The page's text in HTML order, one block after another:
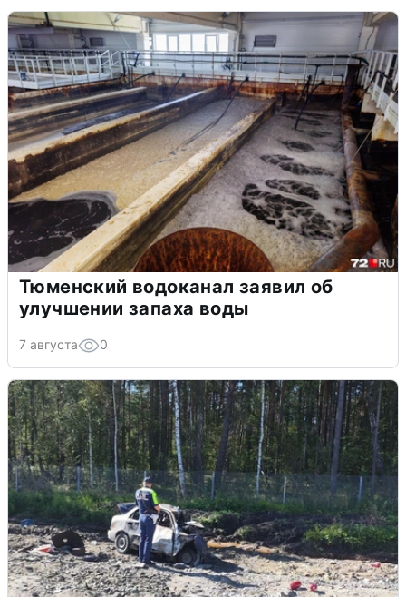
Тюменский водоканал заявил об
улучшении запаха воды
7 августа 0